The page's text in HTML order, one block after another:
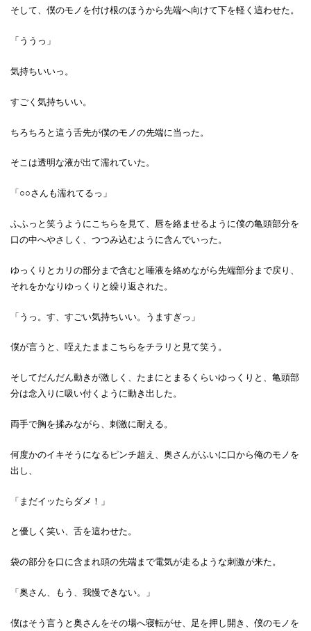
そして、僕のモノを付け根のほうから先端へ向けて下を軽く這わせた。
「ううっ」
気持ちいいっ。
すごく気持ちいい。
ちろちろと這う舌先が僕のモノの先端に当った。
そこは透明な液が出て濡れていた。
「○○さんも濡れてるっ」
ふふっと笑うようにこちらを見て、唇を絡ませるように僕の亀頭部分を
口の中へやさしく、つつみ込むように含んでいった。
ゆっくりとカリの部分まで含むと唾液を絡めながら先端部分まで戻り、
それをかなりゆっくりと繰り返された。
「うっ。す、すごい気持ちいい。うますぎっ」
僕が言うと、咥えたままこちらをチラリと見て笑う。
そしてだんだん動きが激しく、たまにとまるくらいゆっくりと、亀頭部
分は念入りに吸い付くように動き出した。
両手で胸を揉みながら、刺激に耐える。
何度かのイキそうになるピンチ超え、奥さんがふいに口から俺のモノを
出し、
「まだイッたらダメ！」
と優しく笑い、舌を這わせた。
袋の部分を口に含まれ頭の先端まで電気が走るような刺激が来た。
「奥さん、もう、我慢できない。」
僕はそう言うと奥さんをその場へ寝転がせ、足を押し開き、僕のモノを